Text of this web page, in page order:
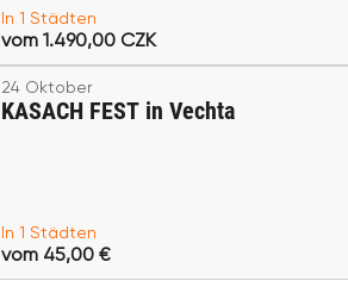
In 1 Städten
vom 1.490,00 CZK
24 Oktober
KASACH FEST in Vechta
In 1 Städten
vom 45,00 €